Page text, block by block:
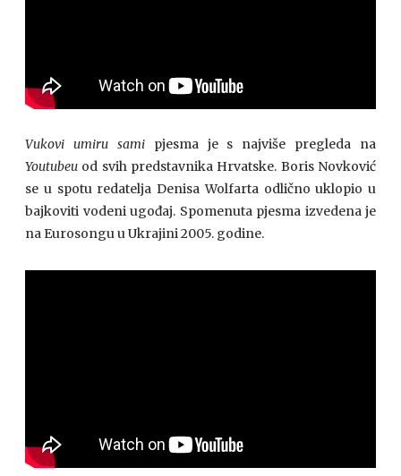
Vukovi umiru samipjesma je s najviše pregleda na
Youtubeu od svih predstavnika Hrvatske. Boris Novković
se u spotu redatelja Denisa Wolfarta odlično uklopio u
bajkoviti vodeni ugođaj. Spomenuta pjesma izvedena je
na Eurosongu u Ukrajini 2005. godine.